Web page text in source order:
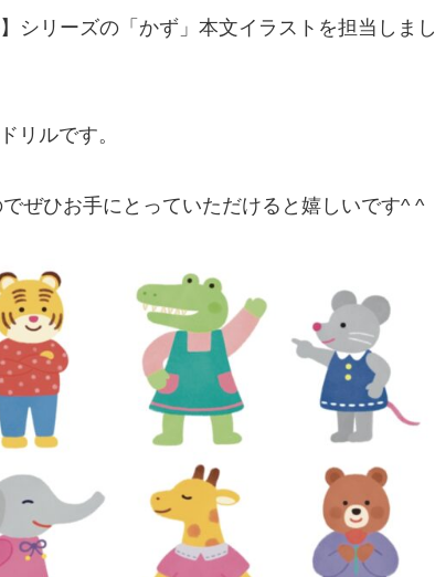
シリーズの「かず」本文イラストを担当しまし
リルです。
ぜひお手にとっていただけると嬉しいです^ ^